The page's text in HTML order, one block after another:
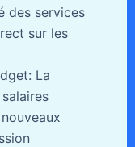
des services
sur les
La